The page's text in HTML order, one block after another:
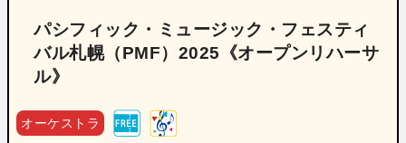
パシフィック・ミュージック・フェスティ
バル札幌（PMF）2025《オープンリハーサ
ル》
オーケストラ